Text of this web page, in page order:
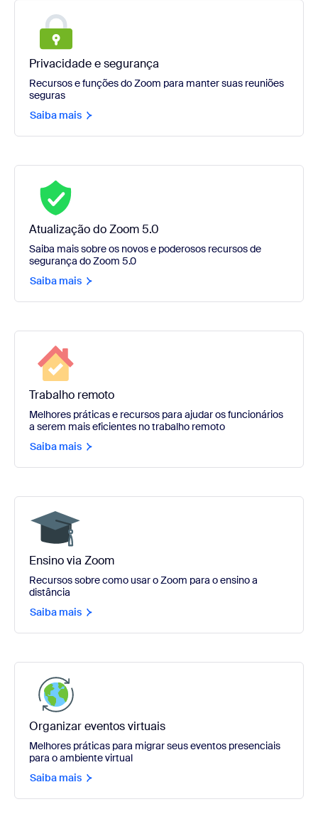
Privacidade e segurança
Recursos e funções do Zoom para manter suas reuniões
seguras
Saiba mais
Atualização do Zoom 5.0
Saiba mais sobre os novos e poderosos recursos de
segurança do Zoom 5.0
Saiba mais
Trabalho remoto
Melhores práticas e recursos para ajudar os funcionários
a serem mais eficientes no trabalho remoto
Saiba mais
Ensino via Zoom
Recursos sobre como usar o Zoom para o ensino a
distância
Saiba mais
Organizar eventos virtuais
Melhores práticas para migrar seus eventos presenciais
para o ambiente virtual
Saiba mais